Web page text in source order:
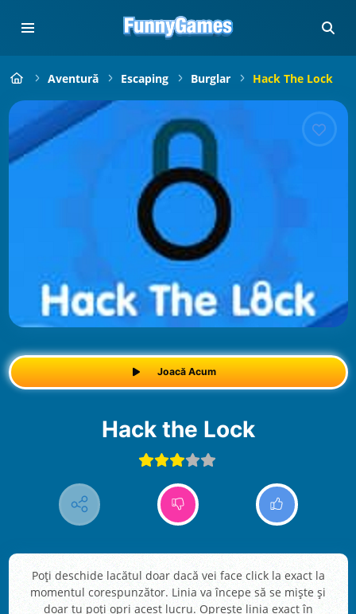
Aventură Escaping Burglar Hack The Lock
Joacă Acum
Hack the Lock
Poți deschide lacătul doar dacă vei face click la exact la
momentul corespunzător. Linia va începe să se miște și
doar tu poți opri acest lucru. Oprește linia exact în